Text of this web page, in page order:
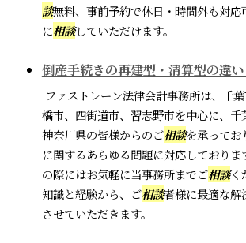
談無料、事前予約で休日・時間外も対応
に相談していただけます。
倒産手続きの再建型・清算型の違
ファストレーン法律会計事務所は、千葉
橋市、四街道市、習志野市を中心に、千
神奈川県の皆様からのご相談を承ってお
に関するあらゆる問題に対応しておりま
の際にはお気軽に当事務所までご相談く
知識と経験から、ご相談者様に最適な解
させていただきます。